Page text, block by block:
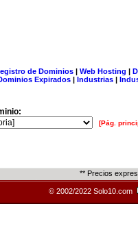
de Dominios| Web Hosting |
Expirados | Industrias |
[Pág.
** Precios
© 2002/2022 Solo10.com